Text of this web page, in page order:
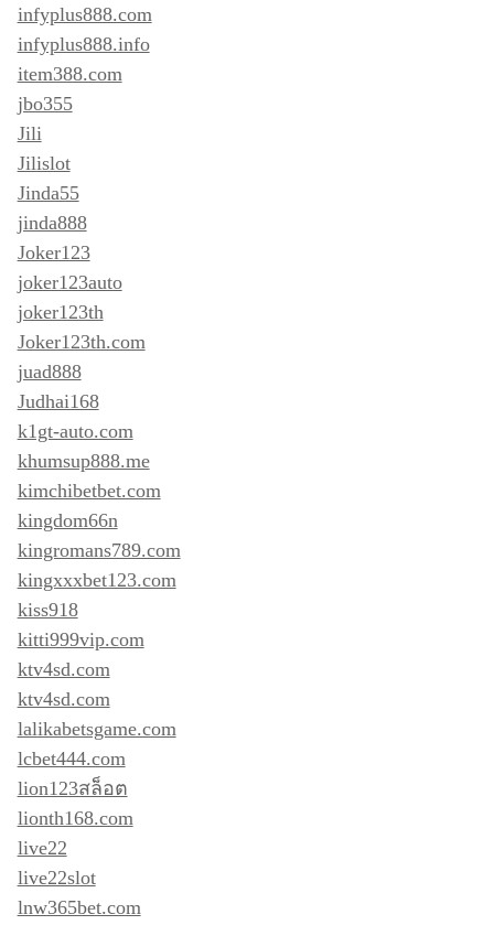
infyplus888.com
infyplus888.info
item388.com
jbo355
Jili
Jilislot
Jinda55
jinda888
Joker123
joker123auto
joker123th
Joker123th.com
juad888
Judhai168
k1gt-auto.com
khumsup888.me
kimchibetbet.com
kingdom66n
kingromans789.com
kingxxxbet123.com
kiss918
kitti999vip.com
ktv4sd.com
ktv4sd.com
lalikabetsgame.com
lcbet444.com
lion123สล็อต
lionth168.com
live22
live22slot
lnw365bet.com